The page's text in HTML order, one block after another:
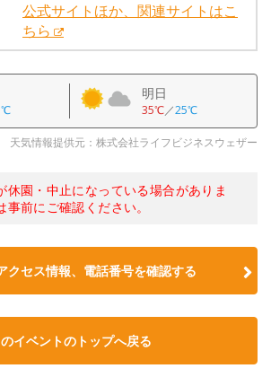
公式サイトほか、関連サイトはこ
ちら
明日
35℃／25℃
天気情報提供元：株式会社ライフビジネスウェザー
園・中止になっている場合がありま
前にご確認ください。
クセス情報、電話番号を確認する
イベントのトップへ戻る